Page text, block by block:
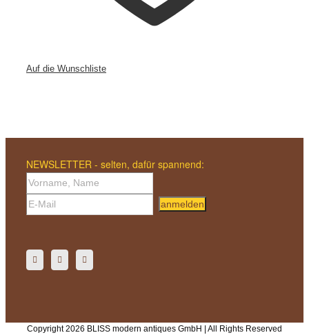
Auf die Wunschliste
NEWSLETTER - selten, dafür spannend:
anmelden
Copyright 2026 BLISS modern antiques GmbH | All Rights Reserved